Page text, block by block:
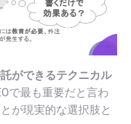
ができるテクニカル
で最も重要だと言わ
が現実的な選択肢と